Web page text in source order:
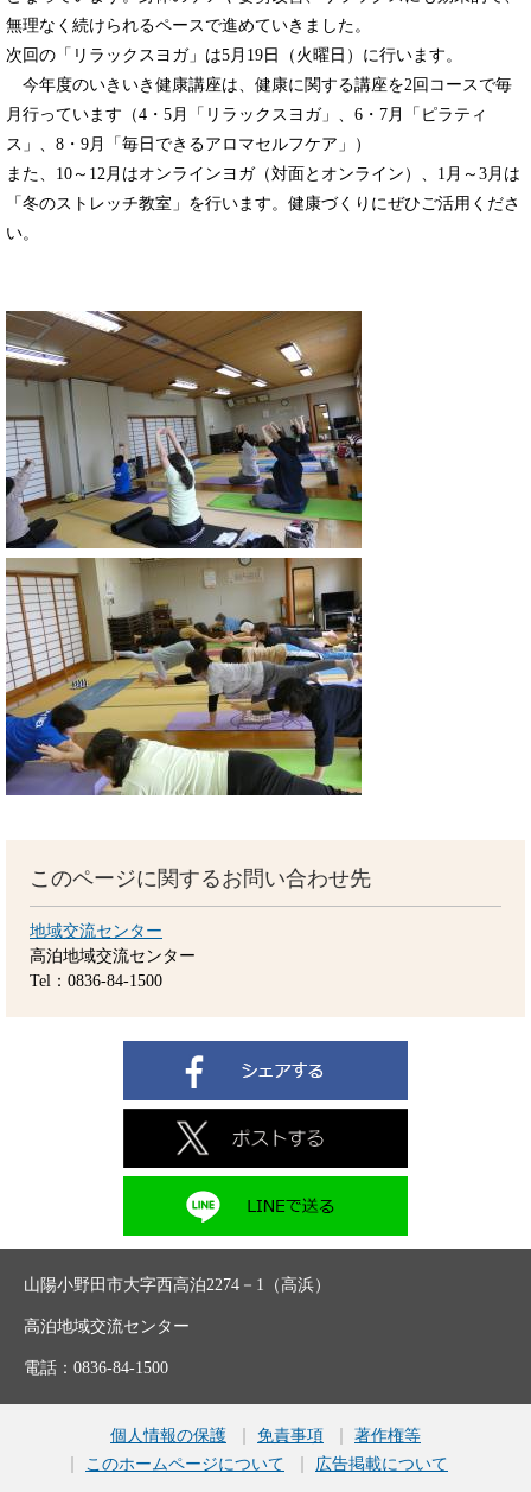
無理なく続けられるペースで進めていきました。
次回の「リラックスヨガ」は5月19日（火曜日）に行います。
今年度のいきいき健康講座は、健康に関する講座を2回コースで毎
月行っています（4・5月「リラックスヨガ」、6・7月「ピラティ
ス」、8・9月「毎日できるアロマセルフケア」）
また、10～12月はオンラインヨガ（対面とオンライン）、1月～3月は
「冬のストレッチ教室」を行います。健康づくりにぜひご活用くださ
い。
このページに関するお問い合わせ先
地域交流センター
高泊地域交流センター
Tel：0836-84-1500
山陽小野田市大字西高泊2274－1（高浜）
高泊地域交流センター
電話：0836-84-1500
個人情報の保護 免責事項
著作権等
このホームページについて
広告掲載について